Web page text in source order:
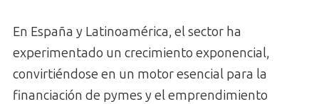
En España y Latinoamérica, el sector ha
experimentado un crecimiento exponencial,
convirtiéndose en un motor esencial para la
financiación de pymes y el emprendimiento